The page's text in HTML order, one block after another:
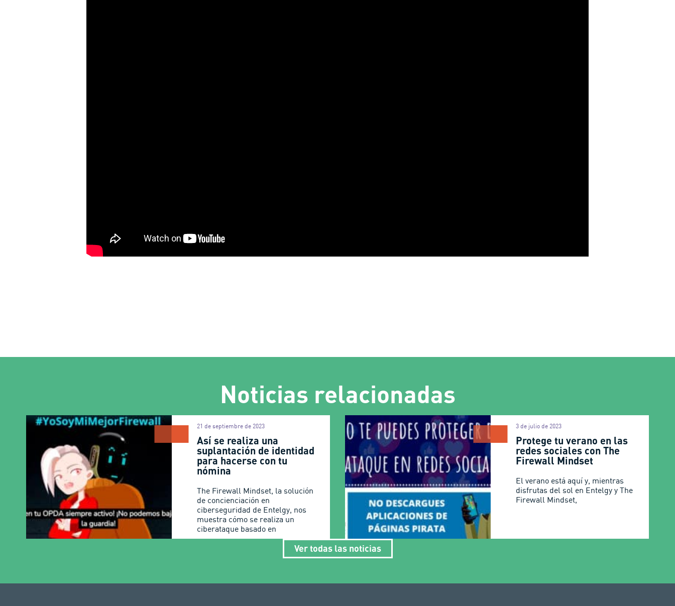
Noticias relacionadas
Así se realiza una
suplantación de identidad
para hacerse con tu
nómina
21 de septiembre de 2023
The Firewall Mindset, la solución
de concienciación en
ciberseguridad de Entelgy, nos
muestra cómo se realiza un
ciberataque basado en
Protege tu verano en las
redes sociales con The
Firewall Mindset
3 de julio de 2023
El verano está aquí y, mientras
disfrutas del sol en Entelgy y The
Firewall Mindset,
Ver todas las noticias